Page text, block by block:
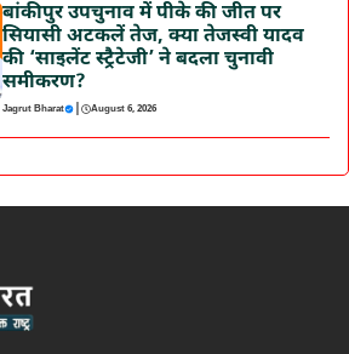
बांकीपुर उपचुनाव में पीके की जीत पर
सियासी अटकलें तेज, क्या तेजस्वी यादव
की ‘साइलेंट स्ट्रैटेजी’ ने बदला चुनावी
समीकरण?
Jagrut Bharat | August 6, 2026